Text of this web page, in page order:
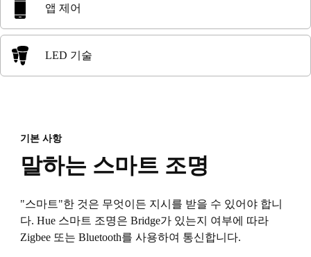
앱 제어
LED 기술
기본 사항
말하는 스마트 조명
"스마트"한 것은 무엇이든 지시를 받을 수 있어야 합니
다. Hue 스마트 조명은 Bridge가 있는지 여부에 따라
Zigbee 또는 Bluetooth를 사용하여 통신합니다.